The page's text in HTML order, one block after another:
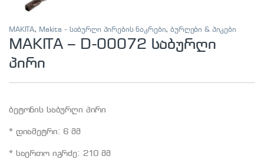
MAKITA, Makita - საბურღი პირების ნაკრები,ბურღები & პიკები
MAKITA – D-00072 საბურღი
პირი
ბეტონის საბურღი პირი
* დიამეტრი: 6 მმ
* საერთო იგრძე: 210 მმ